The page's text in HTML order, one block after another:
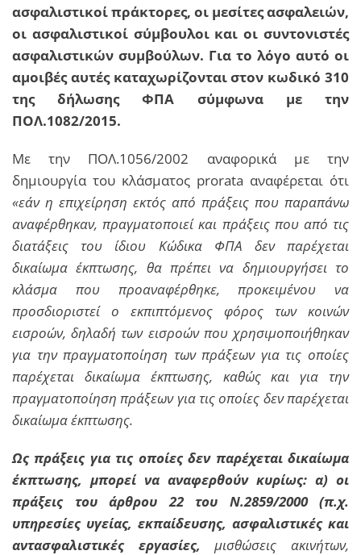
ασφαλιστικοί πράκτορες, οι μεσίτες ασφαλειών,
οι ασφαλιστικοί σύμβουλοι και οι συντονιστές
ασφαλιστικών συμβούλων. Για το λόγο αυτό οι
αμοιβές αυτές καταχωρίζονται στον κωδικό 310
της δήλωσης ΦΠΑ σύμφωνα με την
ΠΟΛ.1082/2015.
Με την ΠΟΛ.1056/2002 αναφορικά με την
δημιουργία του κλάσματος prorata αναφέρεται ότι
«εάν η επιχείρηση εκτός από πράξεις που παραπάνω
αναφέρθηκαν, πραγματοποιεί και πράξεις που από τις
διατάξεις του ίδιου Κώδικα ΦΠΑ δεν παρέχεται
δικαίωμα έκπτωσης, θα πρέπει να δημιουργήσει το
κλάσμα που προαναφέρθηκε, προκειμένου να
προσδιοριστεί ο εκπιπτόμενος φόρος των κοινών
εισροών, δηλαδή των εισροών που χρησιμοποιήθηκαν
για την πραγματοποίηση των πράξεων για τις οποίες
παρέχεται δικαίωμα έκπτωσης, καθώς και για την
πραγματοποίηση πράξεων για τις οποίες δεν παρέχεται
δικαίωμα έκπτωσης.
Ως πράξεις για τις οποίες δεν παρέχεται δικαίωμα
έκπτωσης, μπορεί να αναφερθούν κυρίως: α) οι
πράξεις του άρθρου 22 του Ν.2859/2000 (π.χ.
υπηρεσίες υγείας, εκπαίδευσης, ασφαλιστικές και
αντασφαλιστικές εργασίες, μισθώσεις ακινήτων,